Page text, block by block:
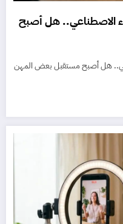
الاصطناعي.. هل أصبح
هل أصبح مستقبل بعض المهن